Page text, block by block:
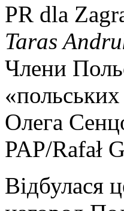
PR dla
Taras
Члени
Олега
PAP/Rafał
Відбулася